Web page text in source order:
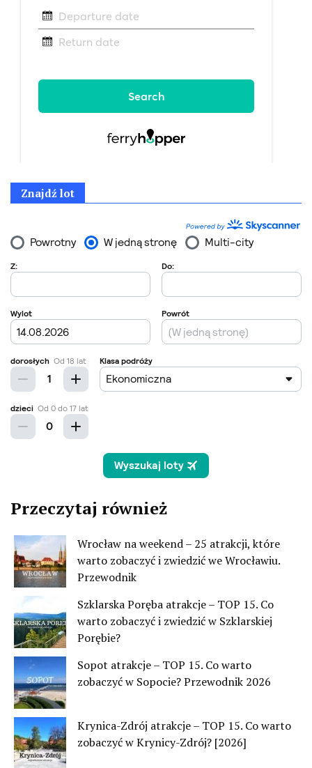
Znajdź lot
Przeczytaj również
Wrocław na weekend – 25 atrakcji, które
warto zobaczyć i zwiedzić we Wrocławiu.
Przewodnik
Szklarska Poręba atrakcje – TOP 15. Co
warto zobaczyć i zwiedzić w Szklarskiej
Porębie?
Sopot atrakcje – TOP 15. Co warto
zobaczyć w Sopocie? Przewodnik 2026
Krynica-Zdrój atrakcje – TOP 15. Co warto
zobaczyć w Krynicy-Zdrój? [2026]